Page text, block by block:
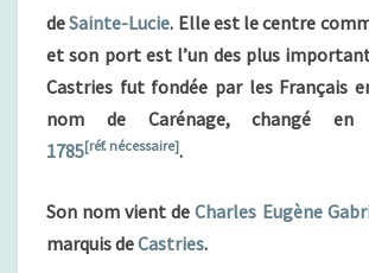
deSainte-Lucie. Elle est le centre
et son port est l’un des plus
Castries fut fondée par les Français
nom de Carénage, changé en
1785[réf. nécessaire].
Son nom vient deCharles Eugène
marquis deCastries.